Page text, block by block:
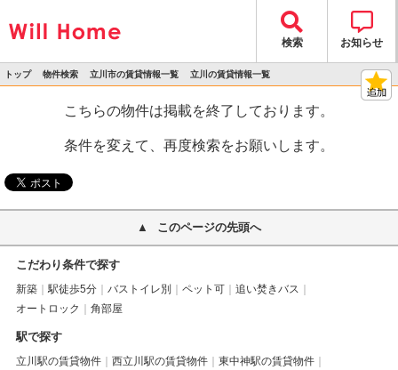
検索 お知らせ
トップ 物件検索 立川市の賃貸情報一覧 立川の賃貸情報一覧
こちらの物件は掲載を終了しております。
条件を変えて、再度検索をお願いします。
このページの先頭へ
こだわり条件で探す
新築 駅徒歩5分 バストイレ別 ペット可
追い焚きバス
オートロック
角部屋
駅で探す
立川駅の賃貸物件 西立川駅の賃貸物件
東中神駅の賃貸物件